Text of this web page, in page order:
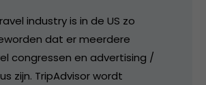
industry is in de US zo
dat er meerdere
congressen en advertising /
zijn. TripAdvisor wordt